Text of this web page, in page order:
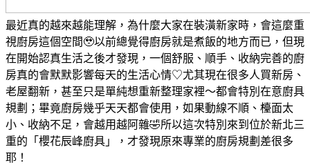
最近真的越來越能理解，為什麼大家在裝潢新家時，會這麼重
視廚房這個空間🥹以前總覺得廚房就是煮飯的地方而已，但現
在開始認真生活之後才發現，一個舒服、順手、收納完善的廚
房真的會默默影響每天的生活心情♡尤其現在很多人買新房、
老屋翻新，甚至只是單純想重新整理家裡～都會特別在意廚具
規劃；畢竟廚房幾乎天天都會使用，如果動線不順、檯面太
小、收納不足，會越用越阿雜🤣所以這次特別來到位於新北三
重的「櫻花辰峰廚具」，才發現原來專業的廚房規劃差很多
耶！